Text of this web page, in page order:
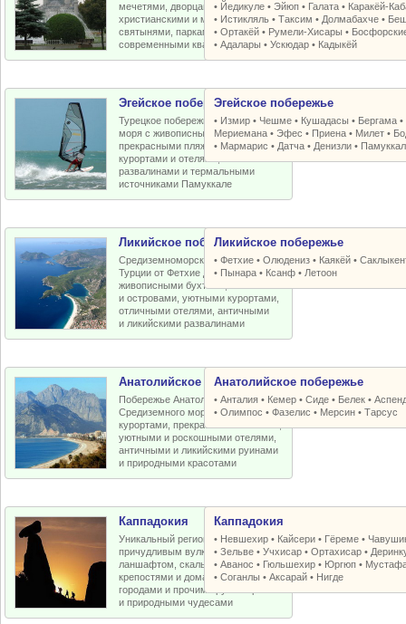
мечетями, дворцами, крепостями,
христианскими и мусульманскими
святынями, парками, старыми и
современными кварталами
• Йедикуле •Эйюп • Галата • Каракёй-
• Истикляль •Таксим • Долмабахче •
•Ортакёй • Румели-Xисары •
•Адалары •Ускюдар • Кадыкёй
Эгейское побережье
Турецкое побережье Эгейского
моря с живописными бухтами,
прекрасными пляжами, отличными
курортами и отелями, античными
развалинами и термальными
источниками Памуккале
Эгейское побережье
• Измир • Чешме • Кушадасы • Бергама •
Мериемана •Эфес • Приена • Милет •
• Мармарис • Датча • Денизли •
Ликийское побережье
Средиземноморское побережье
Турции от Фетхие до Кемера с
живописными бухтами, пляжами
и островами, уютными курортами,
отличными отелями, античными
и ликийскими развалинами
Ликийское побережье
•Фетхие •Олюдениз • Каякёй •
• Пынара • Ксанф • Летоон
Анатолийское побережье
Побережье Анатолийской бухты
Средиземного моря с отличными
курортами, прекрасными пляжами,
уютными и роскошными отелями,
античными и ликийскими руинами
и природными красотами
Анатолийское побережье
•Анталия • Кемер •Сиде • Белек •
•Олимпос •Фазелис • Мерсин •Тарсус
Каппадокия
Уникальный регион Турции с
причудливым вулканическим
ланшафтом, скальными церквями,
крепостями и домами, пещерными
городами и прочими рукотворными
и природными чудесами
Каппадокия
• Невшехир • Кайсери • Гёреме •
•Зельве •Учхисар •Ортахисар •
•Аванос • Гюльшехир • Юргюп •
•Соганлы •Аксарай • Нигде